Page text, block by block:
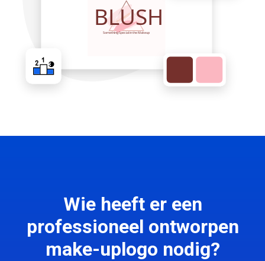
Wie heeft er een
professioneel ontworpen
make-uplogo nodig?